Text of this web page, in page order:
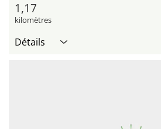
1,17
kilomètres
Détails